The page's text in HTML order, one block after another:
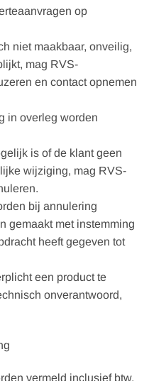
op
niet maakbaar, onveilig,
mag RVS-
en contact opnemen
in overleg worden
is of de klant geen
wijziging, mag RVS-
bij annulering
gemaakt met instemming
heeft gegeven tot
een product te
onverantwoord,
vermeld inclusief btw,